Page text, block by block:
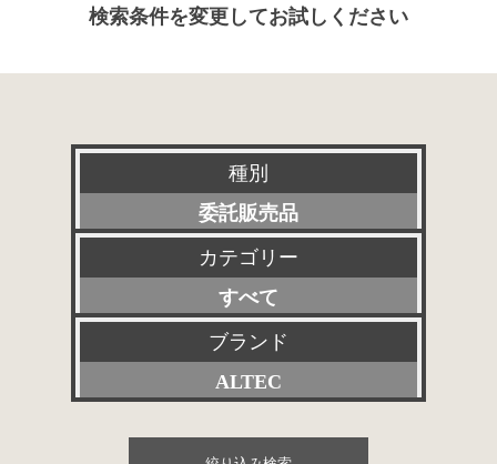
検索条件を変更してお試しください
種別
委託販売品
新品
特選アクセサリー
特価品
その他委託販売品
カテゴリー
すべて
プリアンプ
パワーアンプ
プリメインアンプ
ブランド
ALTEC